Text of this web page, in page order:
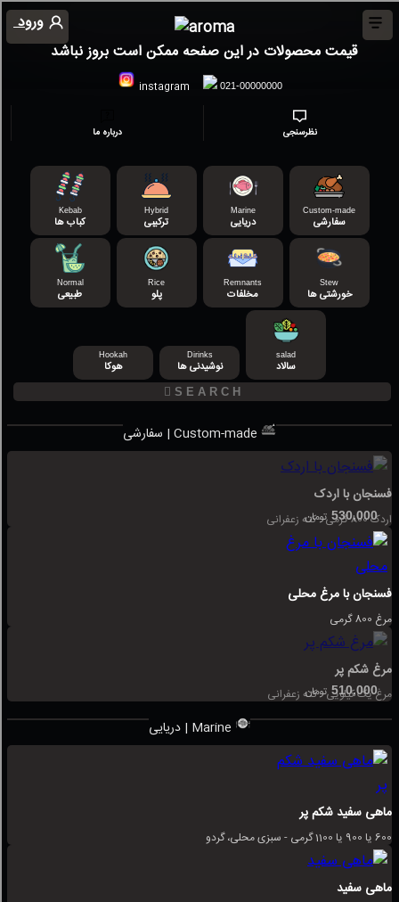
ورود
قیمت محصولات در این صفحه ممکن است بروز نباشد
instagram 021-00000000
درباره ما نظرسنجی
Custom-made
سفارشی
Marine
دریایی
Hybrid
ترکیبی
Kebab
کباب ها
Stew
خورشتی ها
Remnants
مخلفات
Rice
پلو
Normal
طبیعی
salad
سالاد
Dirinks
نوشیدنی ها
Hookah
هوکا
سفارشی | Custom-made
فسنجان با اردک
اردک 800 گرمی - کته زعفرانی530,000 تومان
فسنجان با مرغ محلی
مرغ 800 گرمی
مرغ شکم پر
مرغ یک کیلویی - کته زعفرانی
510,000 تومان
دریایی | Marine
ماهی سفید شکم پر
600 یا 900 یا 1100 گرمی - سبزی محلی، گردو
ماهی سفید